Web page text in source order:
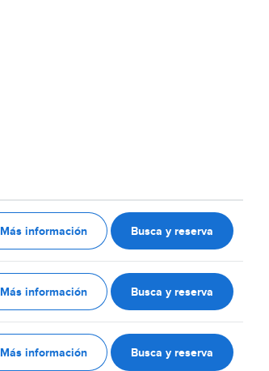
Más información Busca y reserva
Más información Busca y reserva
Más información Busca y reserva